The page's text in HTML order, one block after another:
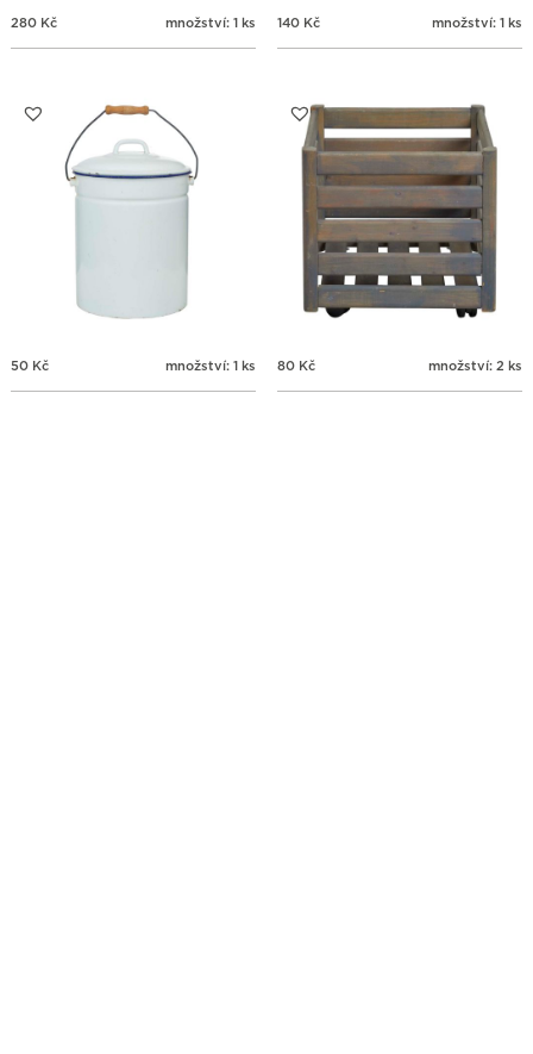
280 Kč množství: 1 ks 140 Kč množství: 1 ks
50 Kč množství: 1 ks 80 Kč množství: 2 ks